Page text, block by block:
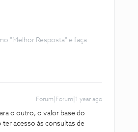
"Melhor Resposta" e faça
Forum|Forum|1 year ago
o outro, o valor base do
acesso às consultas de